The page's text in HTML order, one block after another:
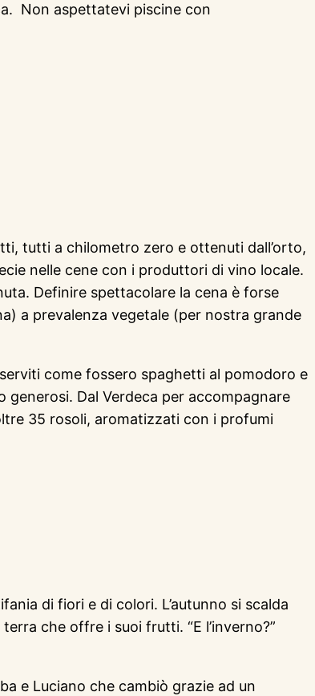
Non aspettatevi piscine con
tutti a chilometro zero e ottenuti dall’orto,
nelle cene con i produttori di vino locale.
Definire spettacolare la cena è forse
a prevalenza vegetale (per nostra grande
come fossero spaghetti al pomodoro e
Dal Verdeca per accompagnare
35 rosoli, aromatizzati con i profumi
di fiori e di colori. L’autunno si scalda
che offre i suoi frutti. “E l’inverno?”
e Luciano che cambiò grazie ad un